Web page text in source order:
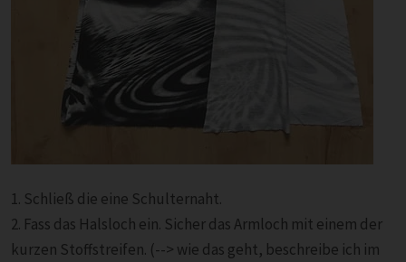
1. Schließ die eine Schulternaht.
2. Fass das Halsloch ein. Sicher das Armloch mit einem der
kurzen Stoffstreifen. (--> wie das geht, beschreibe ich im